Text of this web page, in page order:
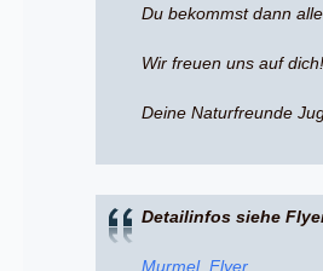
Du bekommst dann
Wir freuen uns auf dich!
Deine Naturfreunde
Detailinfos siehe
Murmel_Flyer